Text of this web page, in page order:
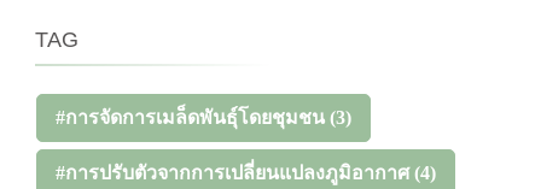
TAG
#การจัดการเมล็ดพันธุ์โดยชุมชน (3)
#การปรับตัวจากการเปลี่ยนแปลงภูมิอากาศ(4)